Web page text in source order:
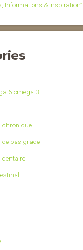
Informations & Inspiration”
6 omega 3
bas grade